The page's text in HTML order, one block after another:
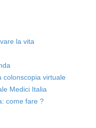
la vita
colonscopia virtuale
Medici Italia
come fare ?